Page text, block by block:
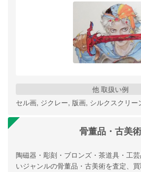
他 取扱い例
セル画, ジクレー, 版画, シルクスクリー
骨董品・古美術
陶磁器・彫刻・ブロンズ・茶道具・工
いジャンルの骨董品・古美術を査定、買